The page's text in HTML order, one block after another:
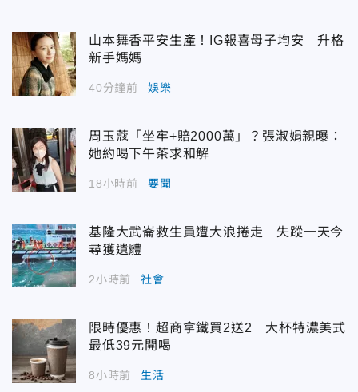
山本舞香平安生產！IG報喜母子均安 升格
新手媽媽
40分鐘前 娛樂
周玉蔻「坐牢+賠2000萬」？張淑娟親曝：
她約喝下午茶求和解
18小時前 要聞
基隆大武崙救生員遭大浪捲走 失蹤一天今
尋獲遺體
2小時前 社會
限時優惠！超商拿鐵買2送2 大杯特濃美式
最低39元開喝
8小時前 生活